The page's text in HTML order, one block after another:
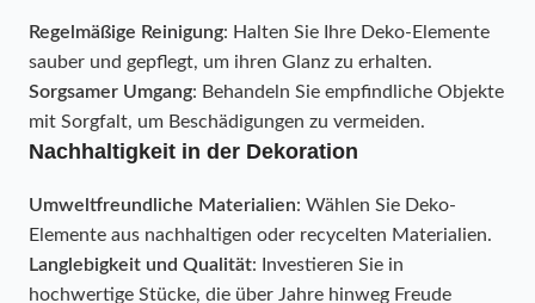
Regelmäßige Reinigung: Halten Sie Ihre Deko-Elemente
sauber und gepflegt, um ihren Glanz zu erhalten.
Sorgsamer Umgang: Behandeln Sie empfindliche Objekte
mit Sorgfalt, um Beschädigungen zu vermeiden.
Nachhaltigkeit in der Dekoration
Umweltfreundliche Materialien: Wählen Sie Deko-
Elemente aus nachhaltigen oder recycelten Materialien.
Langlebigkeit und Qualität: Investieren Sie in
hochwertige Stücke, die über Jahre hinweg Freude